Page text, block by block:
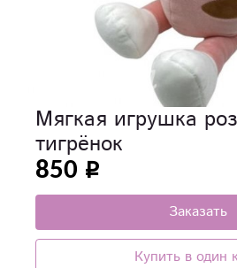
Мягкая игрушка
тигрёнок
850
Заказать
Купить в один